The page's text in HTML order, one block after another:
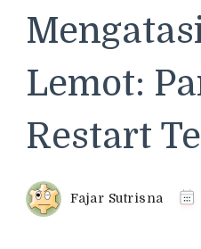
Lemot:
Restart
Fajar Sutrisna